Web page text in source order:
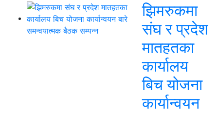
झिमरुकमा
संघ र प्रदेश
मातहतका
कार्यालय
बिच योजना
कार्यान्वयन